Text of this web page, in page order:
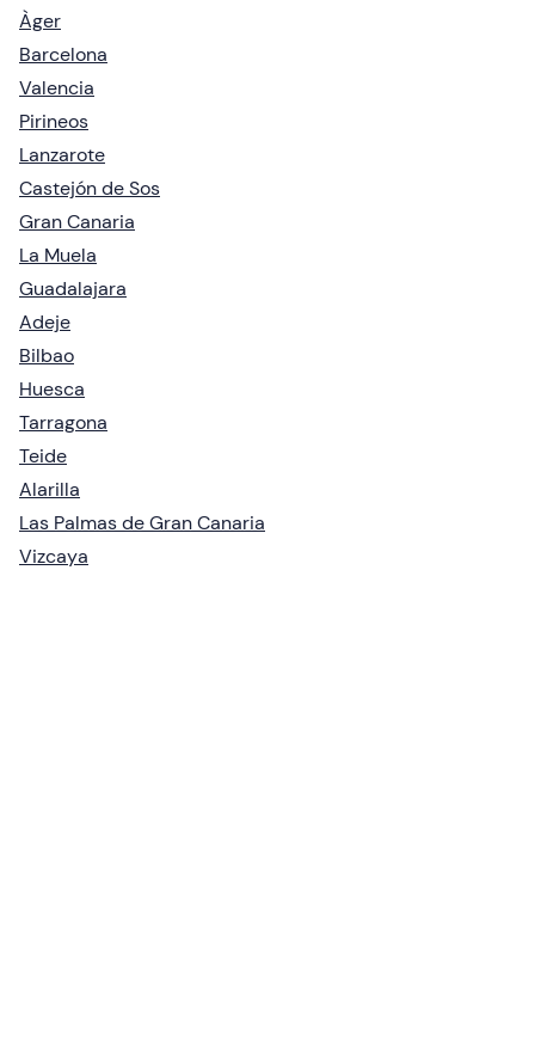
Àger
Barcelona
Valencia
Pirineos
Lanzarote
Castejón de Sos
Gran Canaria
La Muela
Guadalajara
Adeje
Bilbao
Huesca
Tarragona
Teide
Alarilla
Las Palmas de Gran Canaria
Vizcaya